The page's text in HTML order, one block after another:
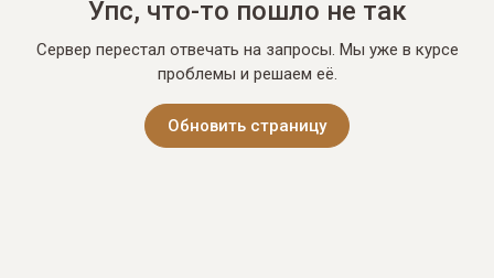
Упс, что-то пошло не так
Сервер перестал отвечать на запросы. Мы уже в курсе
проблемы и решаем её.
Обновить страницу